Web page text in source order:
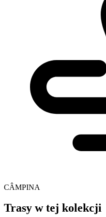
CÂMPINA
Trasy w tej kolekcji